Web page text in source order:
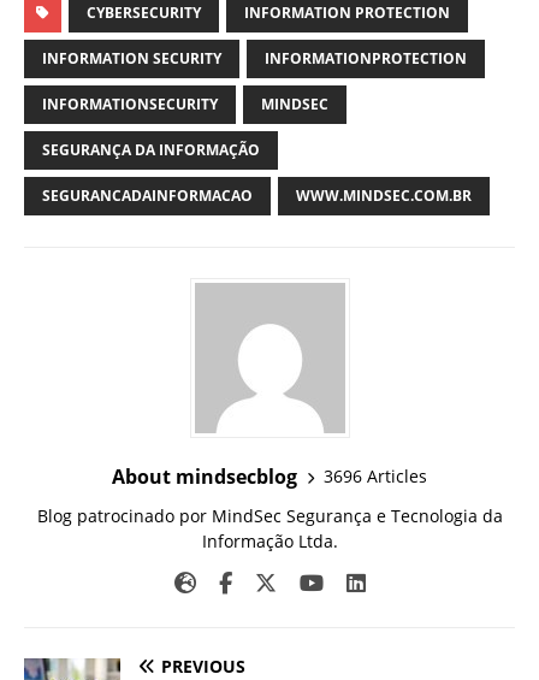
CYBERSECURITY INFORMATION PROTECTION
INFORMATION SECURITY INFORMATIONPROTECTION
INFORMATIONSECURITY MINDSEC
SEGURANÇA DA INFORMAÇÃO
SEGURANCADAINFORMACAO WWW.MINDSEC.COM.BR
About mindsecblog
3696 Articles
Blog patrocinado por MindSec Segurança e Tecnologia da
Informação Ltda.
PREVIOUS